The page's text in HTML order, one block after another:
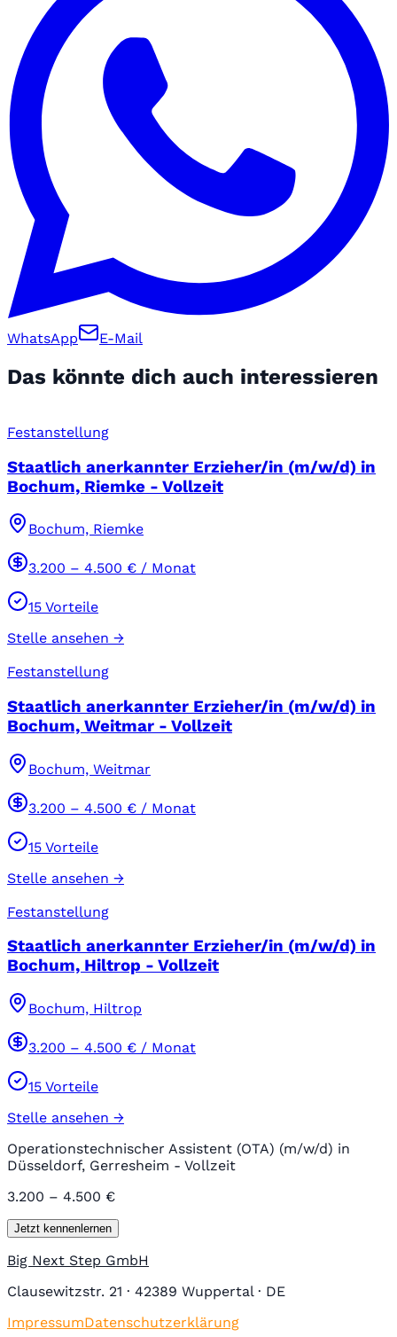
WhatsApp E-Mail
Das könnte dich auch interessieren
Festanstellung
Staatlich anerkannter Erzieher/in (m/w/d) in
Bochum, Riemke - Vollzeit
Bochum, Riemke
3.200 – 4.500 € / Monat
15 Vorteile
Stelle ansehen →
Festanstellung
Staatlich anerkannter Erzieher/in (m/w/d) in
Bochum, Weitmar - Vollzeit
Bochum, Weitmar
3.200 – 4.500 € / Monat
15 Vorteile
Stelle ansehen →
Festanstellung
Staatlich anerkannter Erzieher/in (m/w/d) in
Bochum, Hiltrop - Vollzeit
Bochum, Hiltrop
3.200 – 4.500 € / Monat
15 Vorteile
Stelle ansehen →
Operationstechnischer Assistent (OTA) (m/w/d) in
Düsseldorf, Gerresheim - Vollzeit
3.200 – 4.500 €
Jetzt kennenlernen
Big Next Step GmbH
Clausewitzstr. 21 · 42389 Wuppertal · DE
ImpressumDatenschutzerklärung